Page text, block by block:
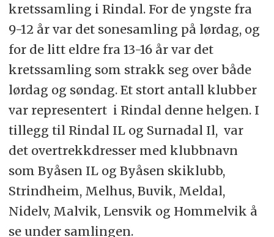
kretssamling i Rindal. For de yngste fra
9-12 år var det sonesamling på lørdag, og
for de litt eldre fra 13-16 år var det
kretssamling som strakk seg over både
lørdag og søndag. Et stort antall klubber
var representert i Rindal denne helgen. I
tillegg til Rindal IL og Surnadal Il, var
det overtrekkdresser med klubbnavn
som Byåsen IL og Byåsen skiklubb,
Strindheim, Melhus, Buvik, Meldal,
Nidelv, Malvik, Lensvik og Hommelvik å
se under samlingen.